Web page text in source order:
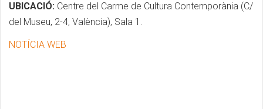
UBICACIÓ: Centre del Carme de Cultura Contemporània (C/
del Museu, 2-4, València), Sala 1.
NOTÍCIA WEB